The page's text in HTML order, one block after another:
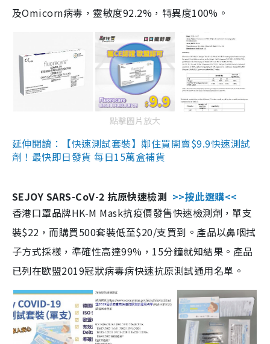
及Omicorn病毒，靈敏度92.2%，特異度100%。
點擊圖片放大
延伸閱讀：【快速測試套裝】鄰住買開賣$9.9快速測試
劑！最快即日發貨 每日15萬盒補貨
SEJOY SARS-CoV-2 抗原快速檢測 >>按此選購<<
香港口罩品牌HK-M Mask抗疫價發售快速檢測劑，單支
裝$22，而購買500套裝低至$20/支買到。產品以鼻咽拭
子方式採樣，準確性高達99%，15分鐘就知結果。產品
已列在歐盟2019冠狀病毒病快速抗原測試通用名單。